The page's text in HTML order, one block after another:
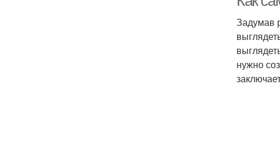
Задумав
нужно